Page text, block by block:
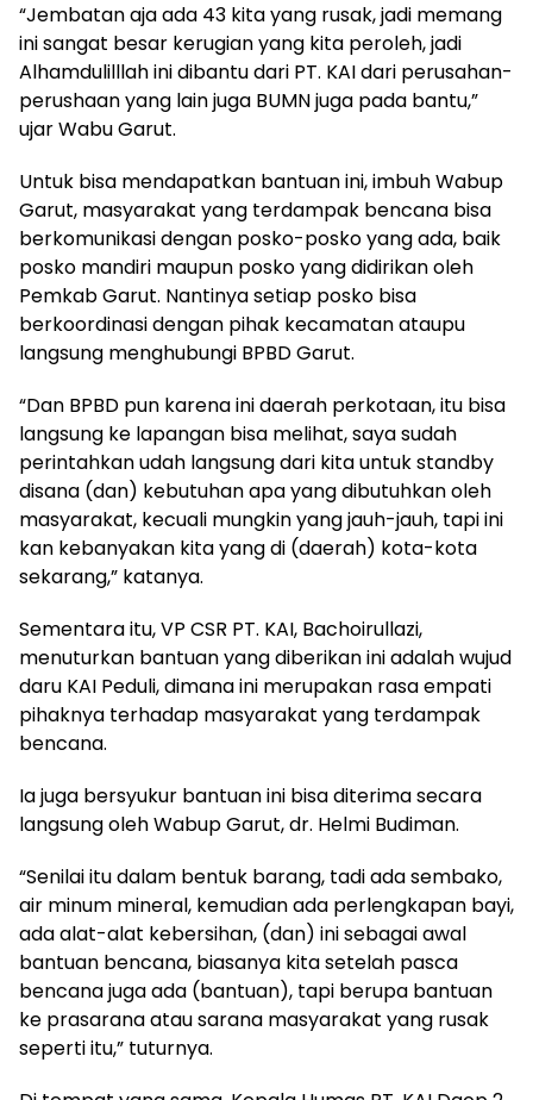
“Jembatan aja ada 43 kita yang rusak, jadi memang
ini sangat besar kerugian yang kita peroleh, jadi
Alhamdulilllah ini dibantu dari PT. KAI dari perusahan-
perushaan yang lain juga BUMN juga pada bantu,”
ujar Wabu Garut.
Untuk bisa mendapatkan bantuan ini, imbuh Wabup
Garut, masyarakat yang terdampak bencana bisa
berkomunikasi dengan posko-posko yang ada, baik
posko mandiri maupun posko yang didirikan oleh
Pemkab Garut. Nantinya setiap posko bisa
berkoordinasi dengan pihak kecamatan ataupu
langsung menghubungi BPBD Garut.
“Dan BPBD pun karena ini daerah perkotaan, itu bisa
langsung ke lapangan bisa melihat, saya sudah
perintahkan udah langsung dari kita untuk standby
disana (dan) kebutuhan apa yang dibutuhkan oleh
masyarakat, kecuali mungkin yang jauh-jauh, tapi ini
kan kebanyakan kita yang di (daerah) kota-kota
sekarang,” katanya.
Sementara itu, VP CSR PT. KAI, Bachoirullazi,
menuturkan bantuan yang diberikan ini adalah wujud
daru KAI Peduli, dimana ini merupakan rasa empati
pihaknya terhadap masyarakat yang terdampak
bencana.
Ia juga bersyukur bantuan ini bisa diterima secara
langsung oleh Wabup Garut, dr. Helmi Budiman.
“Senilai itu dalam bentuk barang, tadi ada sembako,
air minum mineral, kemudian ada perlengkapan bayi,
ada alat-alat kebersihan, (dan) ini sebagai awal
bantuan bencana, biasanya kita setelah pasca
bencana juga ada (bantuan), tapi berupa bantuan
ke prasarana atau sarana masyarakat yang rusak
seperti itu,” tuturnya.